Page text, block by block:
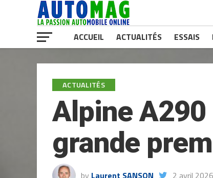
ACCUEIL ACTUALITÉS ESSAIS
ACTUALITÉS
Alpine A290
grande
by Laurent SANSON 2 avril 2026